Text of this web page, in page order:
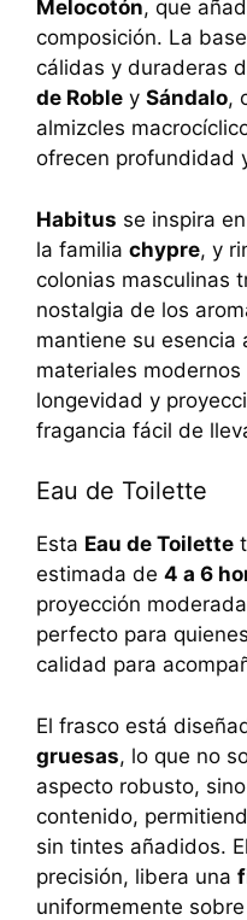
Melocotón, que
composición. La
cálidas y duraderas
de Roble y Sándalo,
almizcles
ofrecen profundidad
Habitus se inspira
la familia chypre, y
colonias masculinas
nostalgia de los
mantiene su esencia
materiales
longevidad y
fragancia fácil de
Eau de Toilette
Esta Eau de Toilette
estimada de 4 a 6
proyección
perfecto para
calidad para
El frasco está
gruesas, lo que no
aspecto robusto,
contenido,
sin tintes añadidos.
precisión, libera una
uniformemente